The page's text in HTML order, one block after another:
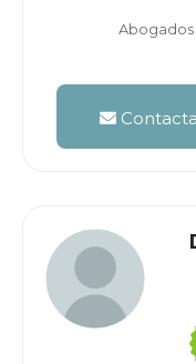
Abogados